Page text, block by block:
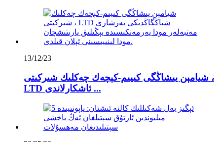
13/12/23
شيامېن يىشاڭگى كىيىم-كېچەك چەكلىك شىركىتى ،
LTD ئاشكارلاندى ...